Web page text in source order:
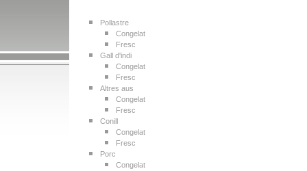
Pollastre
Congelat
Fresc
Gall d'indi
Congelat
Fresc
Altres aus
Congelat
Fresc
Conill
Congelat
Fresc
Porc
Congelat